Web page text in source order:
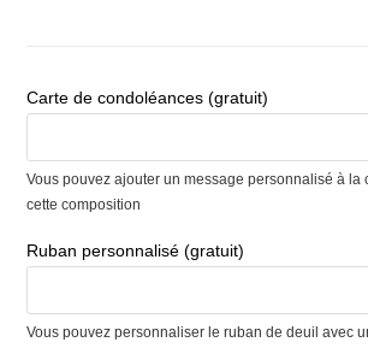
Carte de condoléances (gratuit)
Vous pouvez ajouter un message personnalisé à la
cette composition
Ruban personnalisé (gratuit)
Vous pouvez personnaliser le ruban de deuil avec